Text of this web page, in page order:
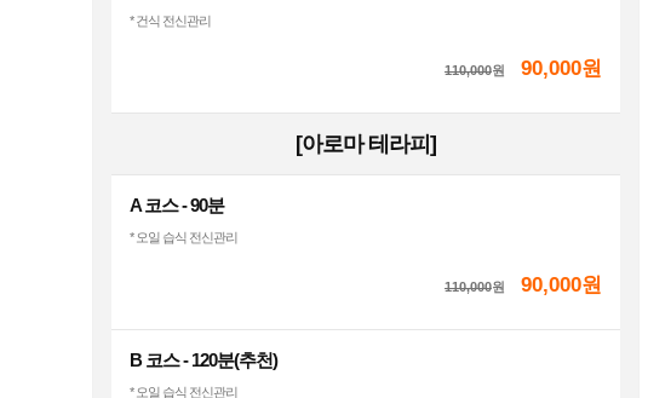
* 건식 전신관리
110,000원 90,000원
[아로마 테라피]
A 코스 - 90분
* 오일 습식 전신관리
110,000원 90,000원
B 코스 - 120분(추천)
* 오일 습식 전신관리